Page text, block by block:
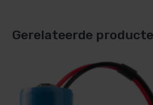
Gerelateerde